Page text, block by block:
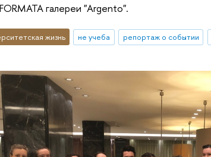
галереи "Argento".
жизнь не учеба репортаж о событии